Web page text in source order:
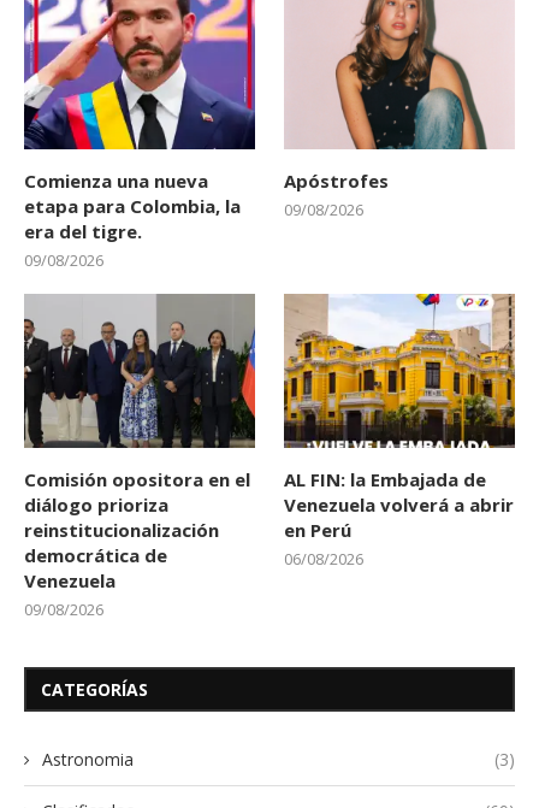
Comienza una nueva
etapa para Colombia, la
era del tigre.
09/08/2026
Apóstrofes
09/08/2026
Comisión opositora en el
diálogo prioriza
reinstitucionalización
democrática de
Venezuela
09/08/2026
AL FIN: la Embajada de
Venezuela volverá a abrir
en Perú
06/08/2026
CATEGORÍAS
Astronomia (3)